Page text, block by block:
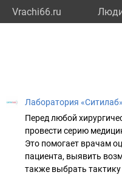
Vrachi66.ru
Лаборатория
Перед любой
провести серию
Это помогает врачам
пациента, выявить
также выбрать